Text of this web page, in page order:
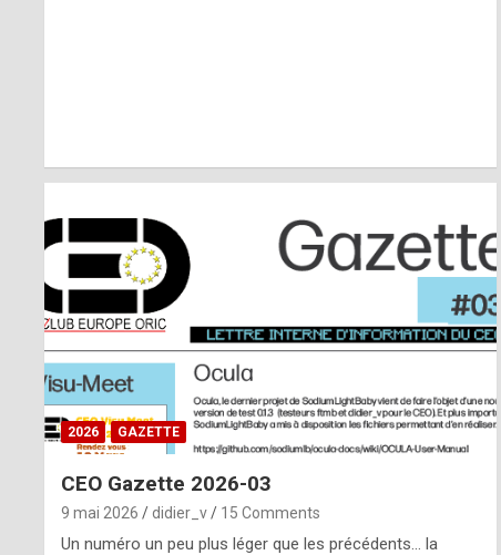
ff
2026 GAZETTE
CEO Gazette 2026-03
9 mai 2026 didier_v 15 Comments
Un numéro un peu plus léger que les précédents… la